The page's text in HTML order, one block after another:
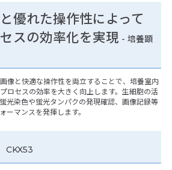
優れた操作性によって
スの効率化を実現 - 培養顕
像と快適な操作性を両立することで、培養室内
ロセスの効率を大きく向上します。生細胞の活
光染色や蛍光タンパクの発現確認、画像記録等
ーマンスを発揮します。
CKX53